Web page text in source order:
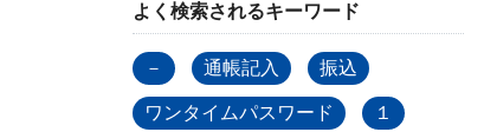
よく検索されるキーワード
－ 通帳記入 振込
ワンタイムパスワード １